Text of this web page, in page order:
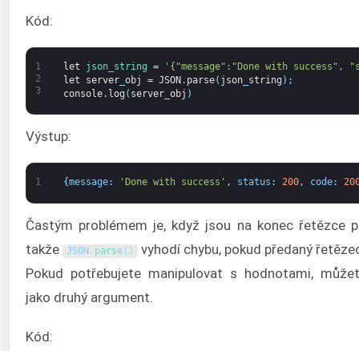
Kód:
1
2
3
let json_string =
'{"message":"Done with success",
let
server_ obj = JSON. parse( json_ string ) ;
console. log ( server_ obj )
Výstup:
1 {message: 'Done with success' , status : 200, code:
Častým problémem je, když jsou na konec řetězce
takže JSON . parse( ) vyhodí chybu, pokud předaný
Pokud potřebujete manipulovat s hodnotami,
jako druhý argument.
Kód: